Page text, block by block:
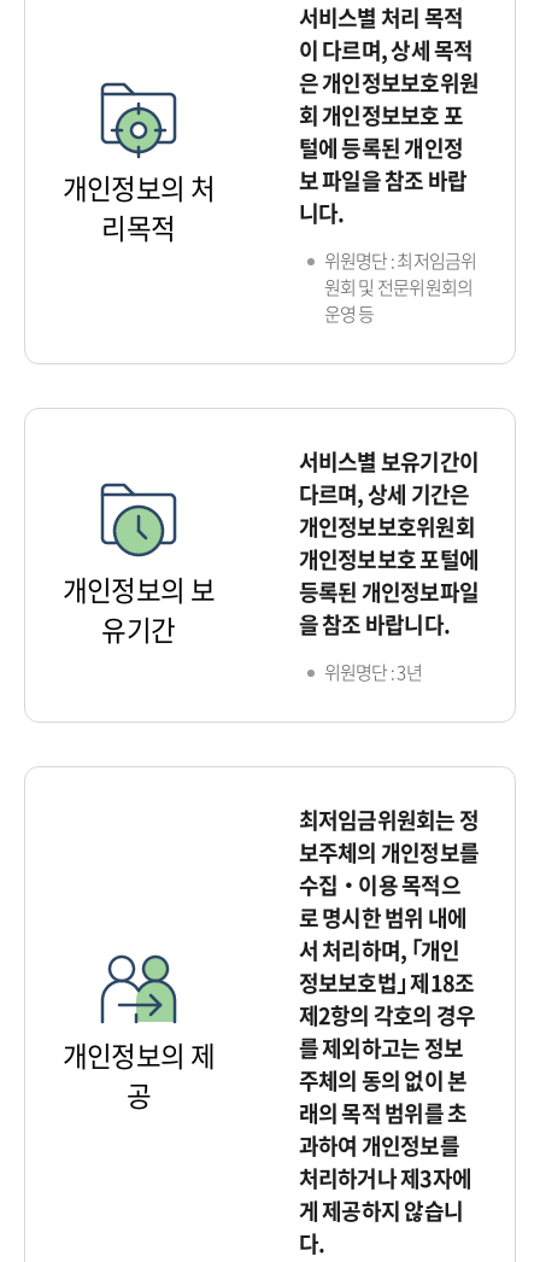
개인정보의 처
리목적
서비스별 처리 목적
이 다르며, 상세 목적
은 개인정보보호위원
회 개인정보보호 포
털에 등록된 개인정
보 파일을 참조 바랍
니다.
위원명단 : 최저임금위
원회 및 전문위원회의
운영 등
개인정보의 보
유기간
서비스별 보유기간이
다르며, 상세 기간은
개인정보보호위원회
개인정보보호 포털에
등록된 개인정보파일
을 참조 바랍니다.
위원명단 : 3년
개인정보의 제
공
최저임금위원회는 정
보주체의 개인정보를
수집‧이용 목적으
로 명시한 범위 내에
서 처리하며, ｢개인
정보보호법｣ 제18조
제2항의 각호의 경우
를 제외하고는 정보
주체의 동의 없이 본
래의 목적 범위를 초
과하여 개인정보를
처리하거나 제3자에
게 제공하지 않습니
다.